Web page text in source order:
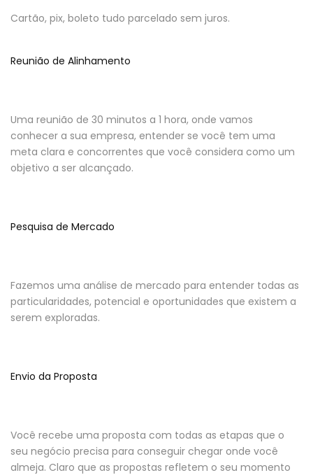
Cartão, pix, boleto tudo parcelado sem juros.
Reunião de Alinhamento
Uma reunião de 30 minutos a 1 hora, onde vamos
conhecer a sua empresa, entender se você tem uma
meta clara e concorrentes que você considera como um
objetivo a ser alcançado.
Pesquisa de Mercado
Fazemos uma análise de mercado para entender todas as
particularidades, potencial e oportunidades que existem a
serem exploradas.
Envio da Proposta
Você recebe uma proposta com todas as etapas que o
seu negócio precisa para conseguir chegar onde você
almeja. Claro que as propostas refletem o seu momento